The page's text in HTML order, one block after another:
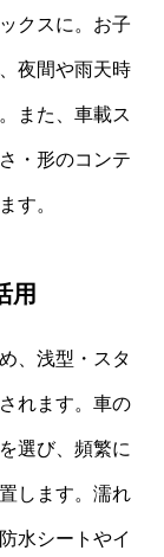
クスに。お子
夜間や雨天時
また、車載ス
・形のコンテ
す。
用
、浅型・スタ
れます。車の
選び、頻繁に
します。濡れ
水シートやイ